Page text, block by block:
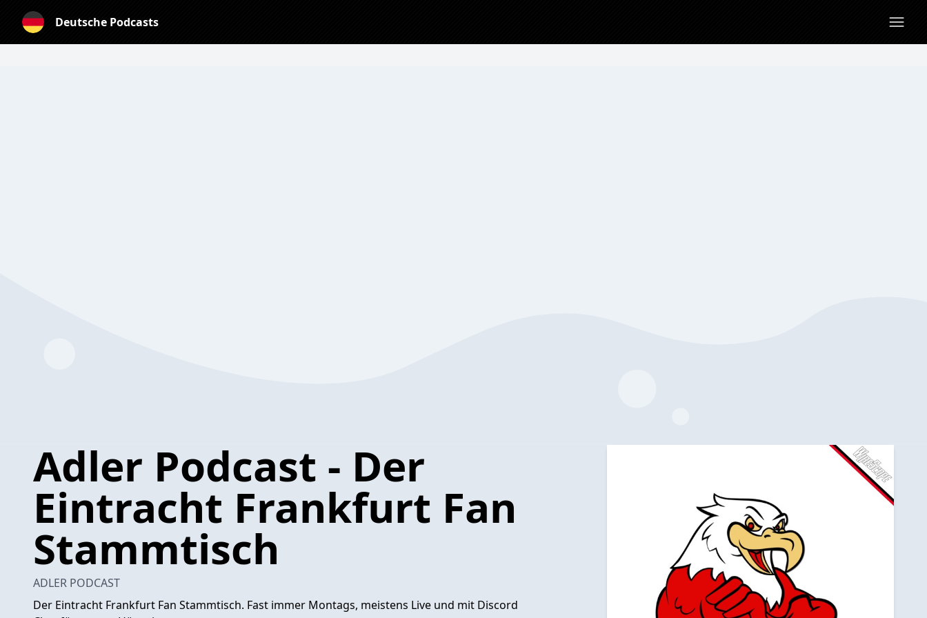
Deutsche Podcasts
Adler Podcast - Der
Eintracht Frankfurt Fan
Stammtisch
ADLER PODCAST
Der Eintracht Frankfurt Fan Stammtisch. Fast immer Montags, meistens Live und mit Discord